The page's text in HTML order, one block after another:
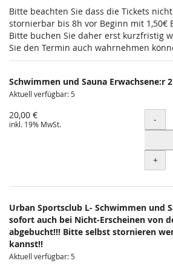
Bitte beachten Sie dass die Tickets
stornierbar bis 8h vor Beginn mit 1,50€
Bitte buchen Sie daher erst kurzfristig
Sie den Termin auch wahrnehmen
Schwimmen und Sauna Erwachsene:r
Aktuell verfügbar: 5
20,00 €
inkl. 19% MwSt. -
+
Urban Sportsclub L- Schwimmen und
sofort auch bei Nicht-Erscheinen von
abgebucht!!! Bitte selbst stornieren
kannst!!
Aktuell verfügbar: 5